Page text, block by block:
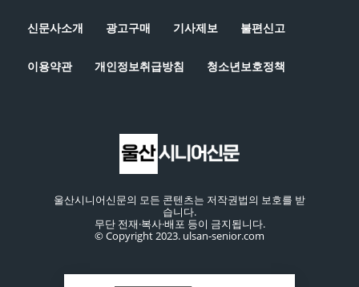
신문사소개 광고구매 기사제보 불편신고
이용약관 개인정보취급방침 청소년보호정책
울산시니어신문의 모든 콘텐츠는 저작권법의 보호를 받
습니다.
무단 전재·복사·배포 등이 금지됩니다.
© Copyright 2023. ulsan-senior.com